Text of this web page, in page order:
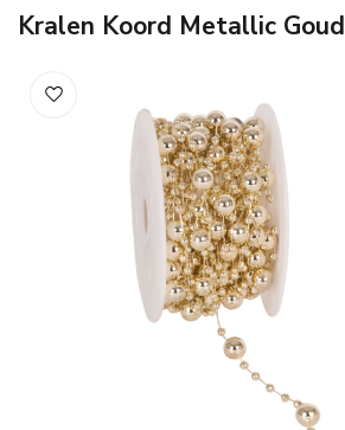
Kralen Koord Metallic Goud